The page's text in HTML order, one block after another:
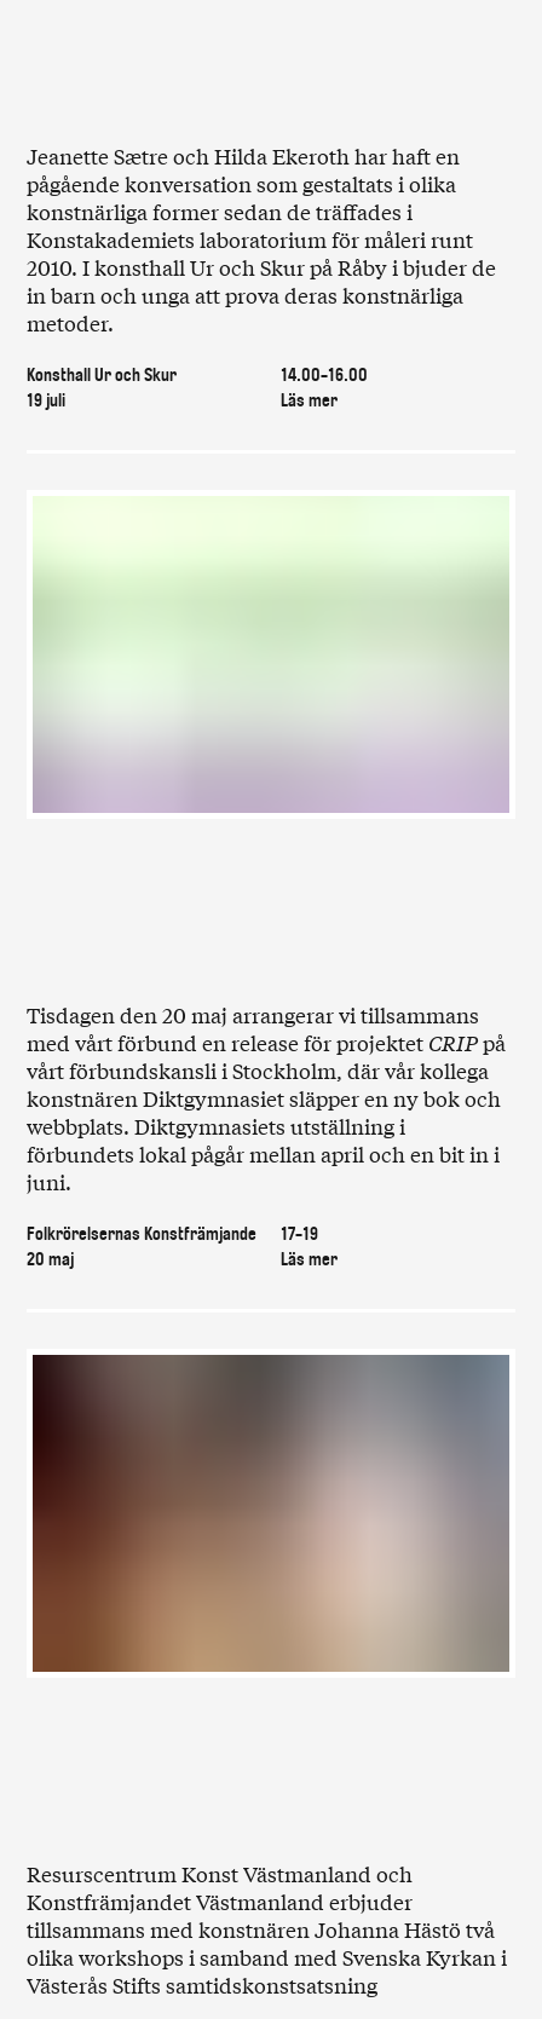
Jeanette Sætre och Hilda Ekeroth har haft en
pågående konversation som gestaltats i olika
konstnärliga former sedan de träffades i
Konstakademiets laboratorium för måleri runt
2010. I konsthall Ur och Skur på Råby i bjuder de
in barn och unga att prova deras konstnärliga
metoder.
Konsthall Ur och Skur
19 juli
14.00-16.00
Läs mer
Tisdagen den 20 maj arrangerar vi tillsammans
med vårt förbund en release för projektet CRIPpå
vårt förbundskansli i Stockholm, där vår kollega
konstnären Diktgymnasiet släpper en ny bok och
webbplats. Diktgymnasiets utställning i
förbundets lokal pågår mellan april och en bit in i
juni.
Folkrörelsernas Konstfrämjande
20 maj
17-19
Läs mer
Resurscentrum Konst Västmanland och
Konstfrämjandet Västmanland erbjuder
tillsammans med konstnären Johanna Hästö två
olika workshops i samband med Svenska Kyrkan i
Västerås Stifts samtidskonstsatsning